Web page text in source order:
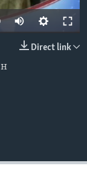
Direct link